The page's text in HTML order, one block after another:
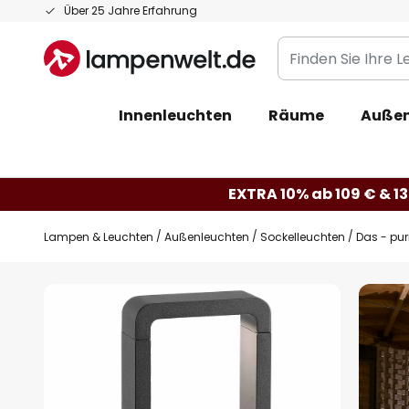
Über 25 Jahre Erfahrung
Zum
springen
Finden
Sie
Leuchte...
Innenleuchten Räume
EXTRA 10% ab 109 € &
Lampen & Leuchten Außenleuchten Sockelleuchten Das -